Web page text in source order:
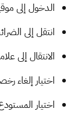
​الدخول إلى
انتقل إلى
الانتقال إلى
اختيار إلغاء
اختيار